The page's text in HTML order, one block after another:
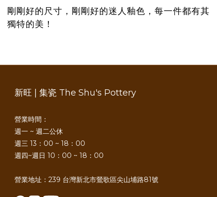
剛剛好的尺寸，剛剛好的迷人釉色，每一件都有其
獨特的美！
新旺 | 集瓷 The Shu's Pottery
營業時間：
週一 ~ 週二公休
週三 13：00 ~ 18：00
週四~週日 10：00 ~ 18：00
營業地址：239 台灣新北市鶯歌區尖山埔路81號